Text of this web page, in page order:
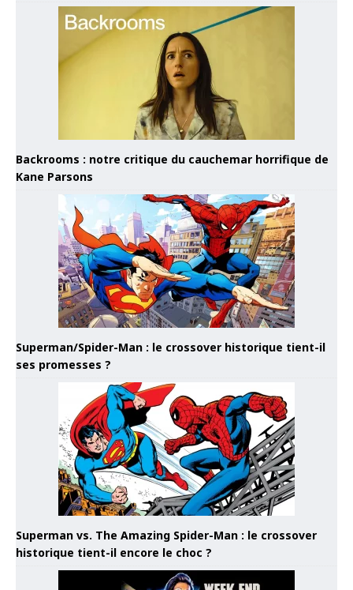
Backrooms : notre critique du cauchemar horrifique de
Kane Parsons
Superman/Spider-Man : le crossover historique tient-il
ses promesses ?
Superman vs. The Amazing Spider-Man : le crossover
historique tient-il encore le choc ?